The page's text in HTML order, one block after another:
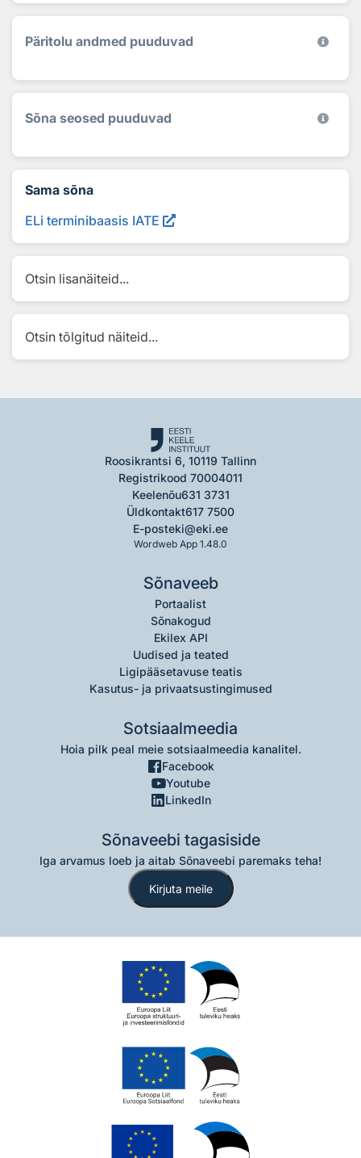
Päritolu andmed puuduvad
Sõna seosed puuduvad
Sama sõna
ELi terminibaasis IATE
Otsin lisanäiteid...
Otsin tõlgitud näiteid...
Roosikrantsi 6, 10119 Tallinn
Registrikood 70004011
Keelenõu631 3731
Üldkontakt617 7500
E-posteki@eki.ee
Wordweb App 1.48.0
Sõnaveeb
Portaalist
Sõnakogud
Ekilex API
Uudised ja teated
Ligipääsetavuse teatis
Kasutus- ja privaatsustingimused
Sotsiaalmeedia
Hoia pilk peal meie sotsiaalmeedia kanalitel.
Facebook
Youtube
LinkedIn
Sõnaveebi tagasiside
Iga arvamus loeb ja aitab Sõnaveebi paremaks teha!
Kirjuta meile